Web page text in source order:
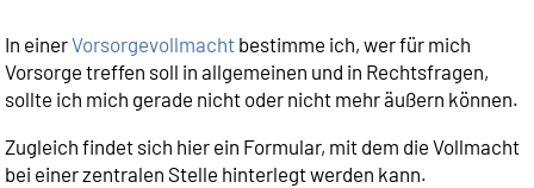
In einerVorsorgevollmacht bestimme ich, wer für mich
Vorsorge treffen soll in allgemeinen und in Rechtsfragen,
sollte ich mich gerade nicht oder nicht mehr äußern können.
Zugleich findet sich hier ein Formular, mit dem die Vollmacht
bei einer zentralen Stelle hinterlegt werden kann.